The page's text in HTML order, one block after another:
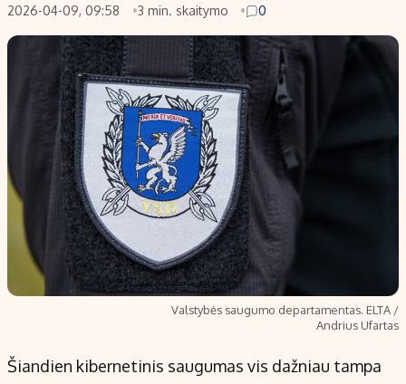
2026-04-09, 09:58
3 min. skaitymo 0
Valstybės saugumo departamentas. ELTA /
Andrius Ufartas
Šiandien kibernetinis saugumas vis dažniau tampa